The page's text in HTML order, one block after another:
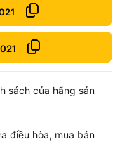
sách của hãng sản
điều hòa, mua bán